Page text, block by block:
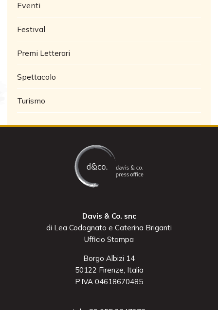
Eventi
Festival
Premi Letterari
Spettacolo
Turismo
Davis & Co. snc
di Lea Codognato e Caterina Briganti
Ufficio Stampa
Borgo Albizi 14
50122 Firenze, Italia
P.IVA 04618670485